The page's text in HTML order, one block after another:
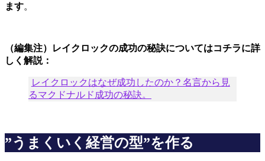
ます。
（編集注）レイクロックの成功の秘訣についてはコチラに詳
しく解説：
レイクロックはなぜ成功したのか？名言から見
るマクドナルド成功の秘訣。
”うまくいく経営の型”を作る